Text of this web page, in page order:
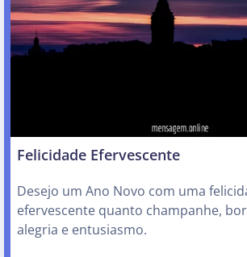
Felicidade Efervescente
Desejo um Ano Novo com uma
efervescente quanto champanhe,
alegria e entusiasmo.